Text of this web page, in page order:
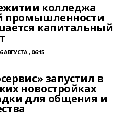
колледжа
промышленности
капитальный
6 АВГУСТА , 06:15
запустил в
новостройках
для общения и